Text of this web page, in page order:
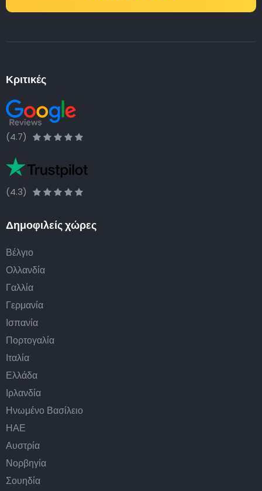
Κριτικές
(4.7)
(4.3)
Δημοφιλείς χώρες
Βέλγιο
Ολλανδία
Γαλλία
Γερμανία
Ισπανία
Πορτογαλία
Ιταλία
Ελλάδα
Ιρλανδία
Ηνωμένο Βασίλειο
ΗΑΕ
Αυστρία
Νορβηγία
Σουηδία